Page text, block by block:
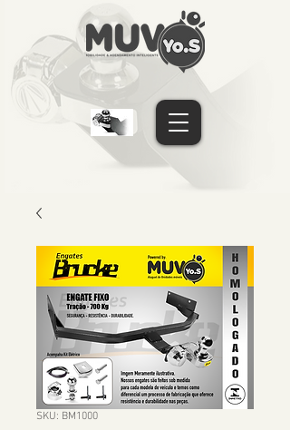
SKU: BM1000